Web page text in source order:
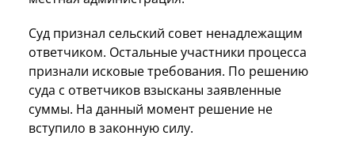
Суд признал сельский совет ненадлежащим
ответчиком. Остальные участники процесса
признали исковые требования. По решению
суда с ответчиков взысканы заявленные
суммы. На данный момент решение не
вступило в законную силу.